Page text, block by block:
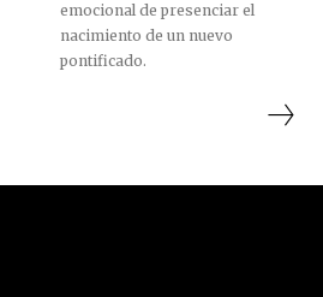
emocional de presenciar el
nacimiento de un nuevo
pontificado.